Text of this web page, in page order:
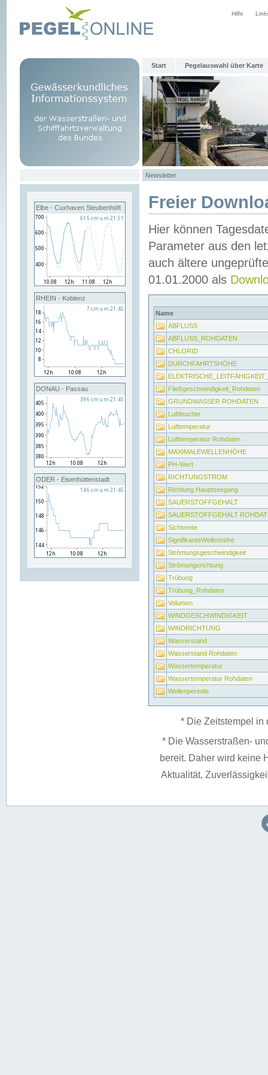
Hilfe
Start Pegelauswahl über Karte
Newsletter
Elbe - Cuxhaven Steubenhöft
RHEIN - Koblenz
DONAU - Passau
ODER - Eisenhüttenstadt
Freier
Hier können
Parameter aus den
auch ältere
01.01.2000 als
Name
ABFLUSS
ABFLUSS_ROHDATEN
CHLORID
DURCHFAHRTSHÖHE
Fließgeschwindigkeit_Rohdaten
GRUNDWASSER ROHDATEN
Luftfeuchte
Lufttemperatur
Lufttemperatur Rohdaten
MAXIMALEWELLENHÖHE
PH-Wert
RICHTUNGSTROM
Richtung Hauptseegang
SAUERSTOFFGEHALT
SAUERSTOFFGEHALT
Sichtweite
SignifikanteWellenhöhe
Strömungsgeschwindigkeit
Strömungsrichtung
Trübung
Trübung_Rohdaten
Volumen
WINDGESCHWINDIGKEIT
WINDRICHTUNG
Wasserstand
Wasserstand Rohdaten
Wassertemperatur
Wassertemperatur Rohdaten
Wellenperiode
* Die Zeitstempel in
* Die Wasserstraßen-
bereit. Daher wird keine
Aktualität,